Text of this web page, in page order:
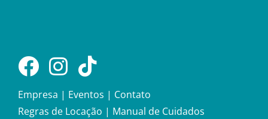
Empresa | Eventos | Contato
Regras de Locação | Manual de Cuidados